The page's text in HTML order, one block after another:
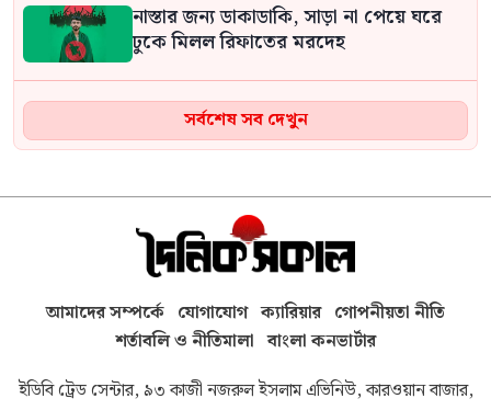
নাস্তার জন্য ডাকাডাকি, সাড়া না পেয়ে ঘরে
ঢুকে মিলল রিফাতের মরদেহ
সিলেটে পর্যটক ও সাংবাদিকের ওপর হামলা,
আহত ৩
‘নেত্রী যেরকম ঘোষণা দিয়েছেন, সেভাবেই
আমরাও দেশে ফিরে গিয়ে বিচারের মুখোমুখি
হতে প্রস্তুত: আসাদুজ্জামান খান কামাল
দায়িত্ব গ্রহণের পর আগামীকাল প্রথমবারের
মতো চট্টগ্রাম সফরে যাচ্ছেন প্রধানমন্ত্রী
সর্বশেষ সব দেখুন
আমাদের সম্পর্কে যোগাযোগ ক্যারিয়ার গোপনীয়তা নীতি
শর্তাবলি ও নীতিমালা বাংলা কনভার্টার
ইডিবি ট্রেড সেন্টার, ৯৩ কাজী নজরুল ইসলাম এভিনিউ, কারওয়ান বাজার,